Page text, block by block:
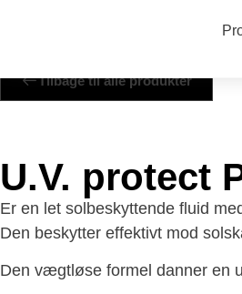
Tilbage til alle produkter
U.V. protect
Er en let solbeskyttende fluid
Den beskytter effektivt mod
Den vægtløse formel danner en